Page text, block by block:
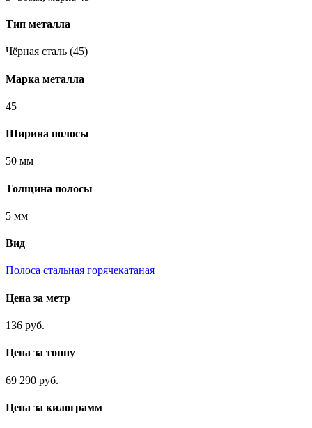
Тип металла
Чёрная сталь (45)
Марка металла
45
Ширина полосы
50 мм
Толщина полосы
5 мм
Вид
Полоса стальная горячекатаная
Цена за метр
136 руб.
Цена за тонну
69 290 руб.
Цена за килограмм